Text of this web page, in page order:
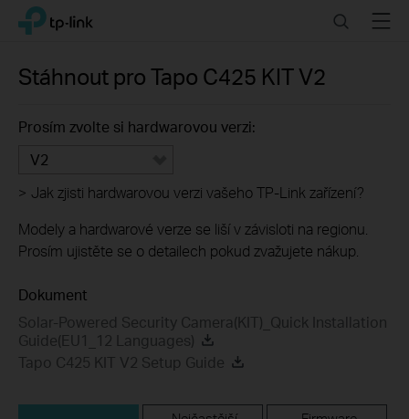
Click
navigation
TP-Link, Reliably Smart SearchMenu
Stáhnout proTapo C425 KITV2
Prosím zvolte si hardwarovou verzi:
V2
> Jak zjisti hardwarovou verzi vašeho TP-Link zařízení?
Modely a hardwarové verze se liší v závisloti na regionu.
Prosím ujistěte se o detailech pokud zvažujete nákup.
Dokument
Solar-Powered Security Camera(KIT)_Quick Installation
Guide(EU1_12 Languages)
Tapo C425 KIT V2 Setup Guide